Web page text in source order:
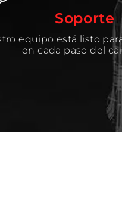
Soporte
equipo está listo
en cada paso del